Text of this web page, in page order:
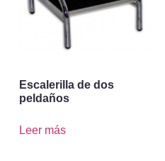
Escalerilla de dos
peldaños
Leer más